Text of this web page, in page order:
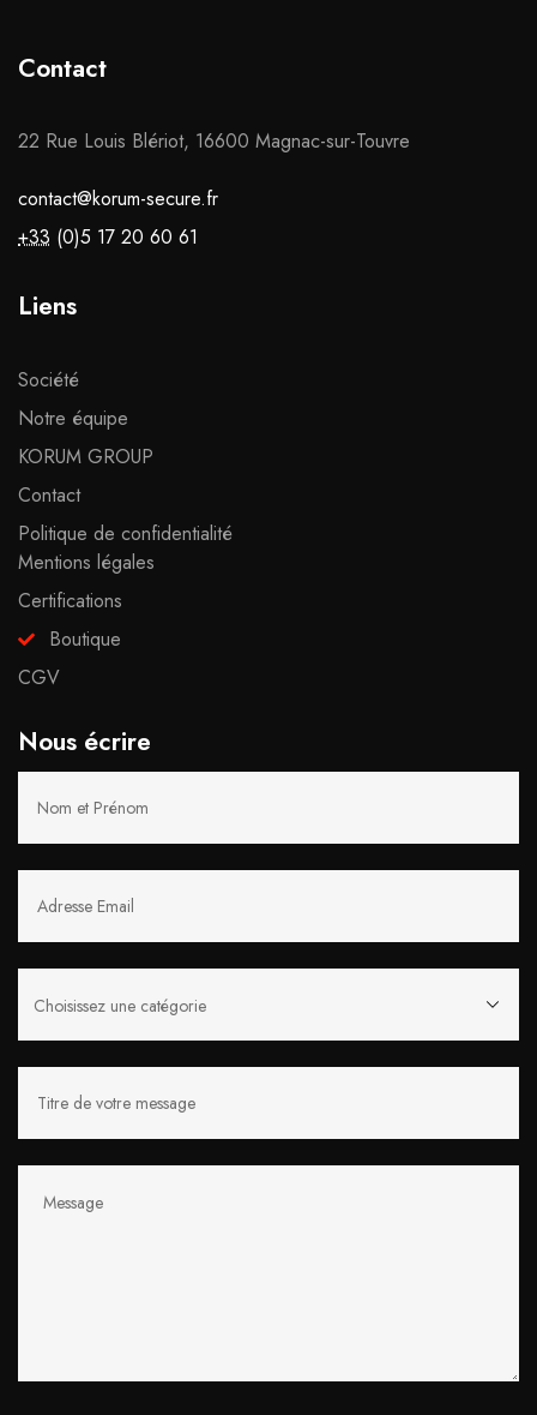
Contact
22 Rue Louis Blériot, 16600 Magnac-sur-Touvre
contact@korum-secure.fr
+33 (0)5 17 20 60 61
Liens
Société
Notre équipe
KORUM GROUP
Contact
Politique de confidentialité
Mentions légales
Certifications
Boutique
CGV
Nous écrire